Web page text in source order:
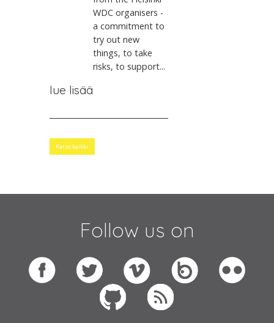
WDC organisers -
a commitment to
try out new
things, to take
risks, to support...
lue lisää
Katso kaikki
Follow us on